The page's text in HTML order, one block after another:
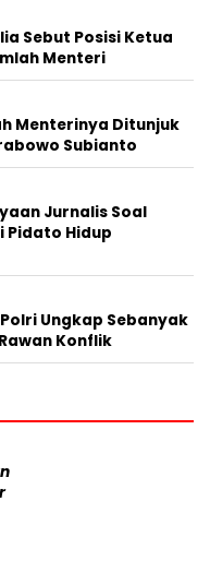
Sebut Posisi Ketua
Menteri
Menterinya Ditunjuk
Subianto
Jurnalis Soal
Pidato Hidup
Ungkap Sebanyak
Konflik